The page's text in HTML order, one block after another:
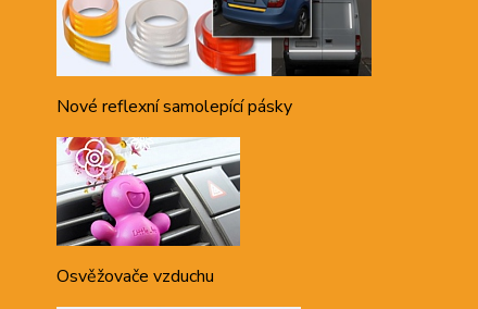
Nové reflexní samolepící pásky
Osvěžovače vzduchu